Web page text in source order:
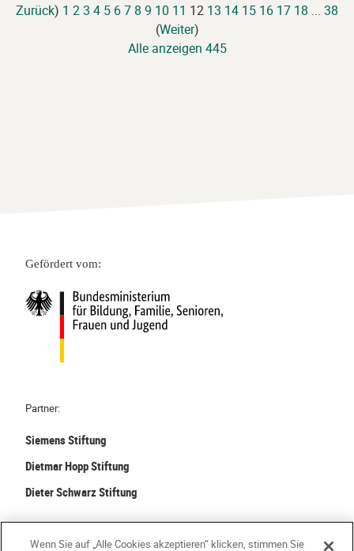
Zurück) 1 23 4 5 67 8 9 10 11 12 13 14 15 16 17 18 ... 38
(Weiter)
Alle anzeigen 445
Gefördert vom:
Partner:
Siemens Stiftung
Dietmar Hopp Stiftung
Dieter Schwarz Stiftung
Wenn Sie auf „Alle Cookies akzeptieren“ klicken, stimmen Sie